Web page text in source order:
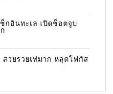
กอินทะเล เปิดช็อตจูบ
วยรวยเท่มาก หลุดโฟกัส